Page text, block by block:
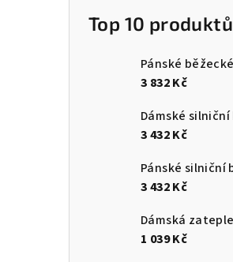
Top 10 produktů
3 832 Kč
3 432 Kč
3 432 Kč
1 039 Kč